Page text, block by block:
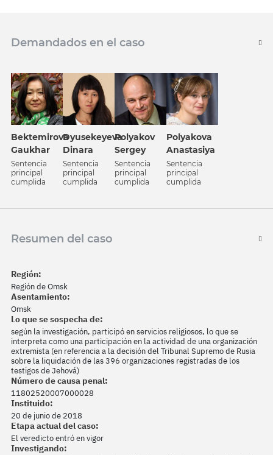
Demandados en el caso
Bektemirova
Gaukhar
Sentencia
principal
cumplida
Dyusekeyeva
Dinara
Sentencia
principal
cumplida
Polyakov
Sergey
Sentencia
principal
cumplida
Polyakova
Anastasiya
Sentencia
principal
cumplida
Resumen del caso
Región:
Región de Omsk
Asentamiento:
Omsk
Lo que se sospecha de:
según la investigación, participó en servicios religiosos, lo que se
interpreta como una participación en la actividad de una organización
extremista (en referencia a la decisión del Tribunal Supremo de Rusia
sobre la liquidación de las 396 organizaciones registradas de los
testigos de Jehová)
Número de causa penal:
11802520007000028
Instituido:
20 de junio de 2018
Etapa actual del caso:
El veredicto entró en vigor
Investigando: